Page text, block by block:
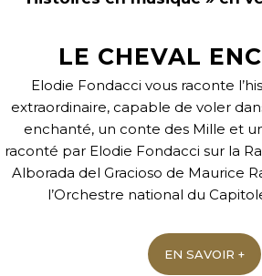
LE CHEVAL
Elodie Fondacci vous raconte
extraordinaire, capable de voler
enchanté, un conte des Mille et
raconté par Elodie Fondacci sur la
Alborada del Gracioso de Maurice
l’Orchestre national du
EN SAVOIR +